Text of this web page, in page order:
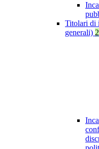
Titolari di
generali)